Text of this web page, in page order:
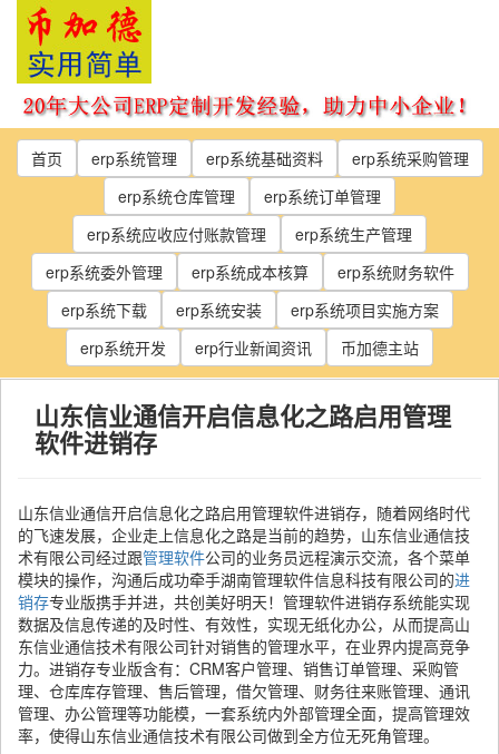
Skip
content
首页 erp系统管理 erp系统基础资料
erp系统采购管理
erp系统仓库管理
erp系统订单管理
erp系统应收应付账款管理
erp系统生产管理
erp系统委外管理
erp系统成本核算
erp系统财务软件
erp系统下载
erp系统安装
erp系统项目实施方案
erp系统开发
erp行业新闻资讯 币加德主站
山东信业通信开启信息化之路启用管理
软件进销存
山东信业通信开启信息化之路启用管理软件进销存，随着网络时代
的飞速发展，企业走上信息化之路是当前的趋势，山东信业通信技
术有限公司经过跟管理软件公司的业务员远程演示交流，各个菜单
模块的操作，沟通后成功牵手湖南管理软件信息科技有限公司的进
销存专业版携手并进，共创美好明天！管理软件进销存系统能实现
数据及信息传递的及时性、有效性，实现无纸化办公，从而提高山
东信业通信技术有限公司针对销售的管理水平，在业界内提高竞争
力。进销存专业版含有：CRM客户管理、销售订单管理、采购管
理、仓库库存管理、售后管理，借欠管理、财务往来账管理、通讯
管理、办公管理等功能模，一套系统内外部管理全面，提高管理效
率，使得山东信业通信技术有限公司做到全方位无死角管理。